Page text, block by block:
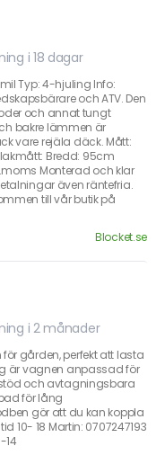
i 18 dagar
Typ: 4-hjuling Info:
och ATV. Den
och annat tungt
bakre lämmen är
vare rejäla däck. Mått:
Bredd: 95cm
Monterad och klar
även räntefria.
till vår butik på
Blocket.se
i 2 månader
gården, perfekt att lasta
är vagnen anpassad för
och avtagningsbara
för lång
gör att du kan koppla
10- 18 Martin: 0707247193
14